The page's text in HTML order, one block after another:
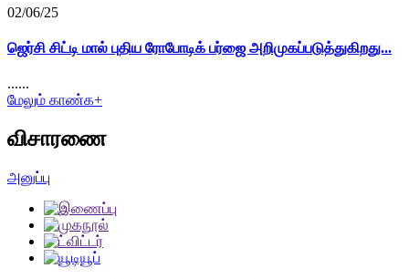
02/06/25
ஜெர்சி சிட்டி மால் புதிய ரோபோடிக் பர்ஜை அறிமுகப்படுத்துகிறது...
......
மேலும் காண்க+
விசாரணை
அனுப்பு